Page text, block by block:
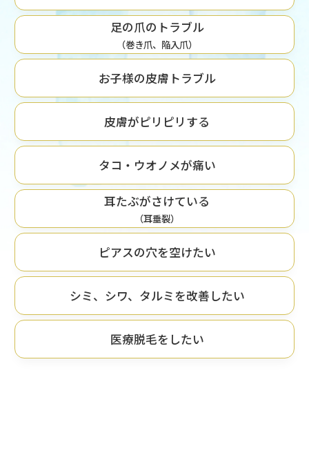
足の爪のトラブル
（巻き爪、陥入爪）
お子様の皮膚トラブル
皮膚がピリピリする
タコ・ウオノメが痛い
耳たぶがさけている
（耳垂裂）
ピアスの穴を空けたい
シミ、シワ、タルミを改善したい
医療脱毛をしたい